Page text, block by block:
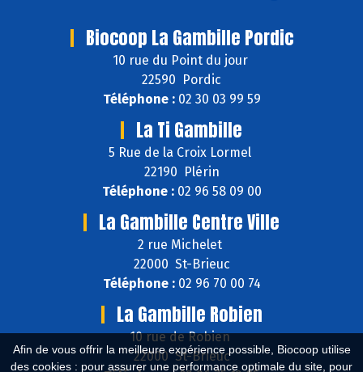
Afin de vous offrir la meilleure expérience possible, Biocoop utilise
des cookies : pour assurer une performance optimale du site, pour
Biocoop La Gambille Pordic
10 rue du Point du jour
22590 Pordic
Téléphone :02 30 03 99 59
La Ti Gambille
5 Rue de la Croix Lormel
22190 Plérin
Téléphone :02 96 58 09 00
La Gambille Centre Ville
2 rue Michelet
22000 St-Brieuc
Téléphone :02 96 70 00 74
La Gambille Robien
10 rue de Robien
22000 St-Brieuc